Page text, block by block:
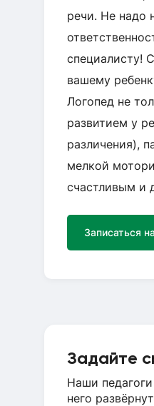
речи. Не надо
специалисту!
вашему
Логопед не
развитием у
различения),
мелкой
счастливым и
Записаться
Задайте
Наши
него